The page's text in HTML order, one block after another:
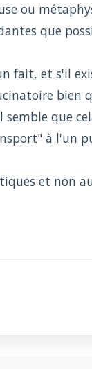
ou
que
fait, et s'il
bien
semble que
à l'un
et non